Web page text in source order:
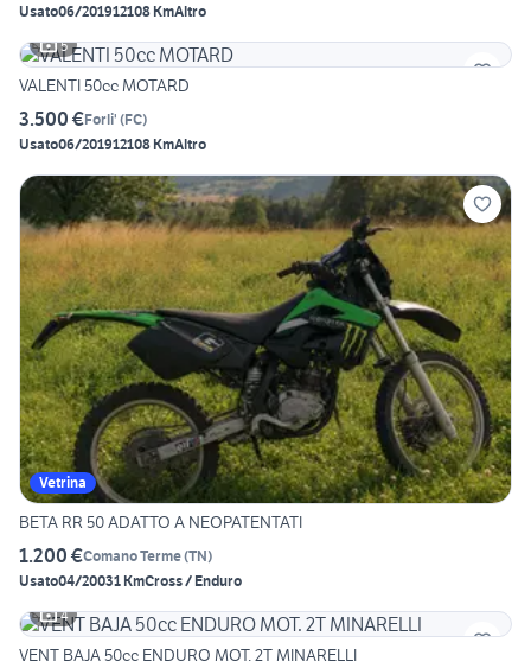
Usato06/201912108 KmAltro
5
VALENTI 50cc MOTARD
3.500 €Forli' (FC)
Usato06/201912108 KmAltro
Vetrina
BETA RR 50 ADATTO A NEOPATENTATI
1.200 €Comano Terme(TN)
Usato04/20031 KmCross / Enduro
4
VENT BAJA 50cc ENDURO MOT. 2T MINARELLI